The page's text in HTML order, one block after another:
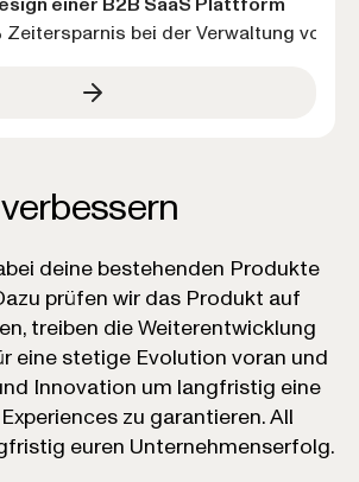
Zeitersparnis bei der Verwaltung von
deine bestehenden Produkte
prüfen wir das Produkt auf
treiben die Weiterentwicklung
eine stetige Evolution voran und
Innovation um langfristig eine
zu garantieren. All
euren Unternehmenserfolg.